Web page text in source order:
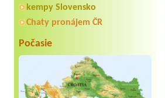
kempy Slovensko
Chaty pronájem ČR
Počasie